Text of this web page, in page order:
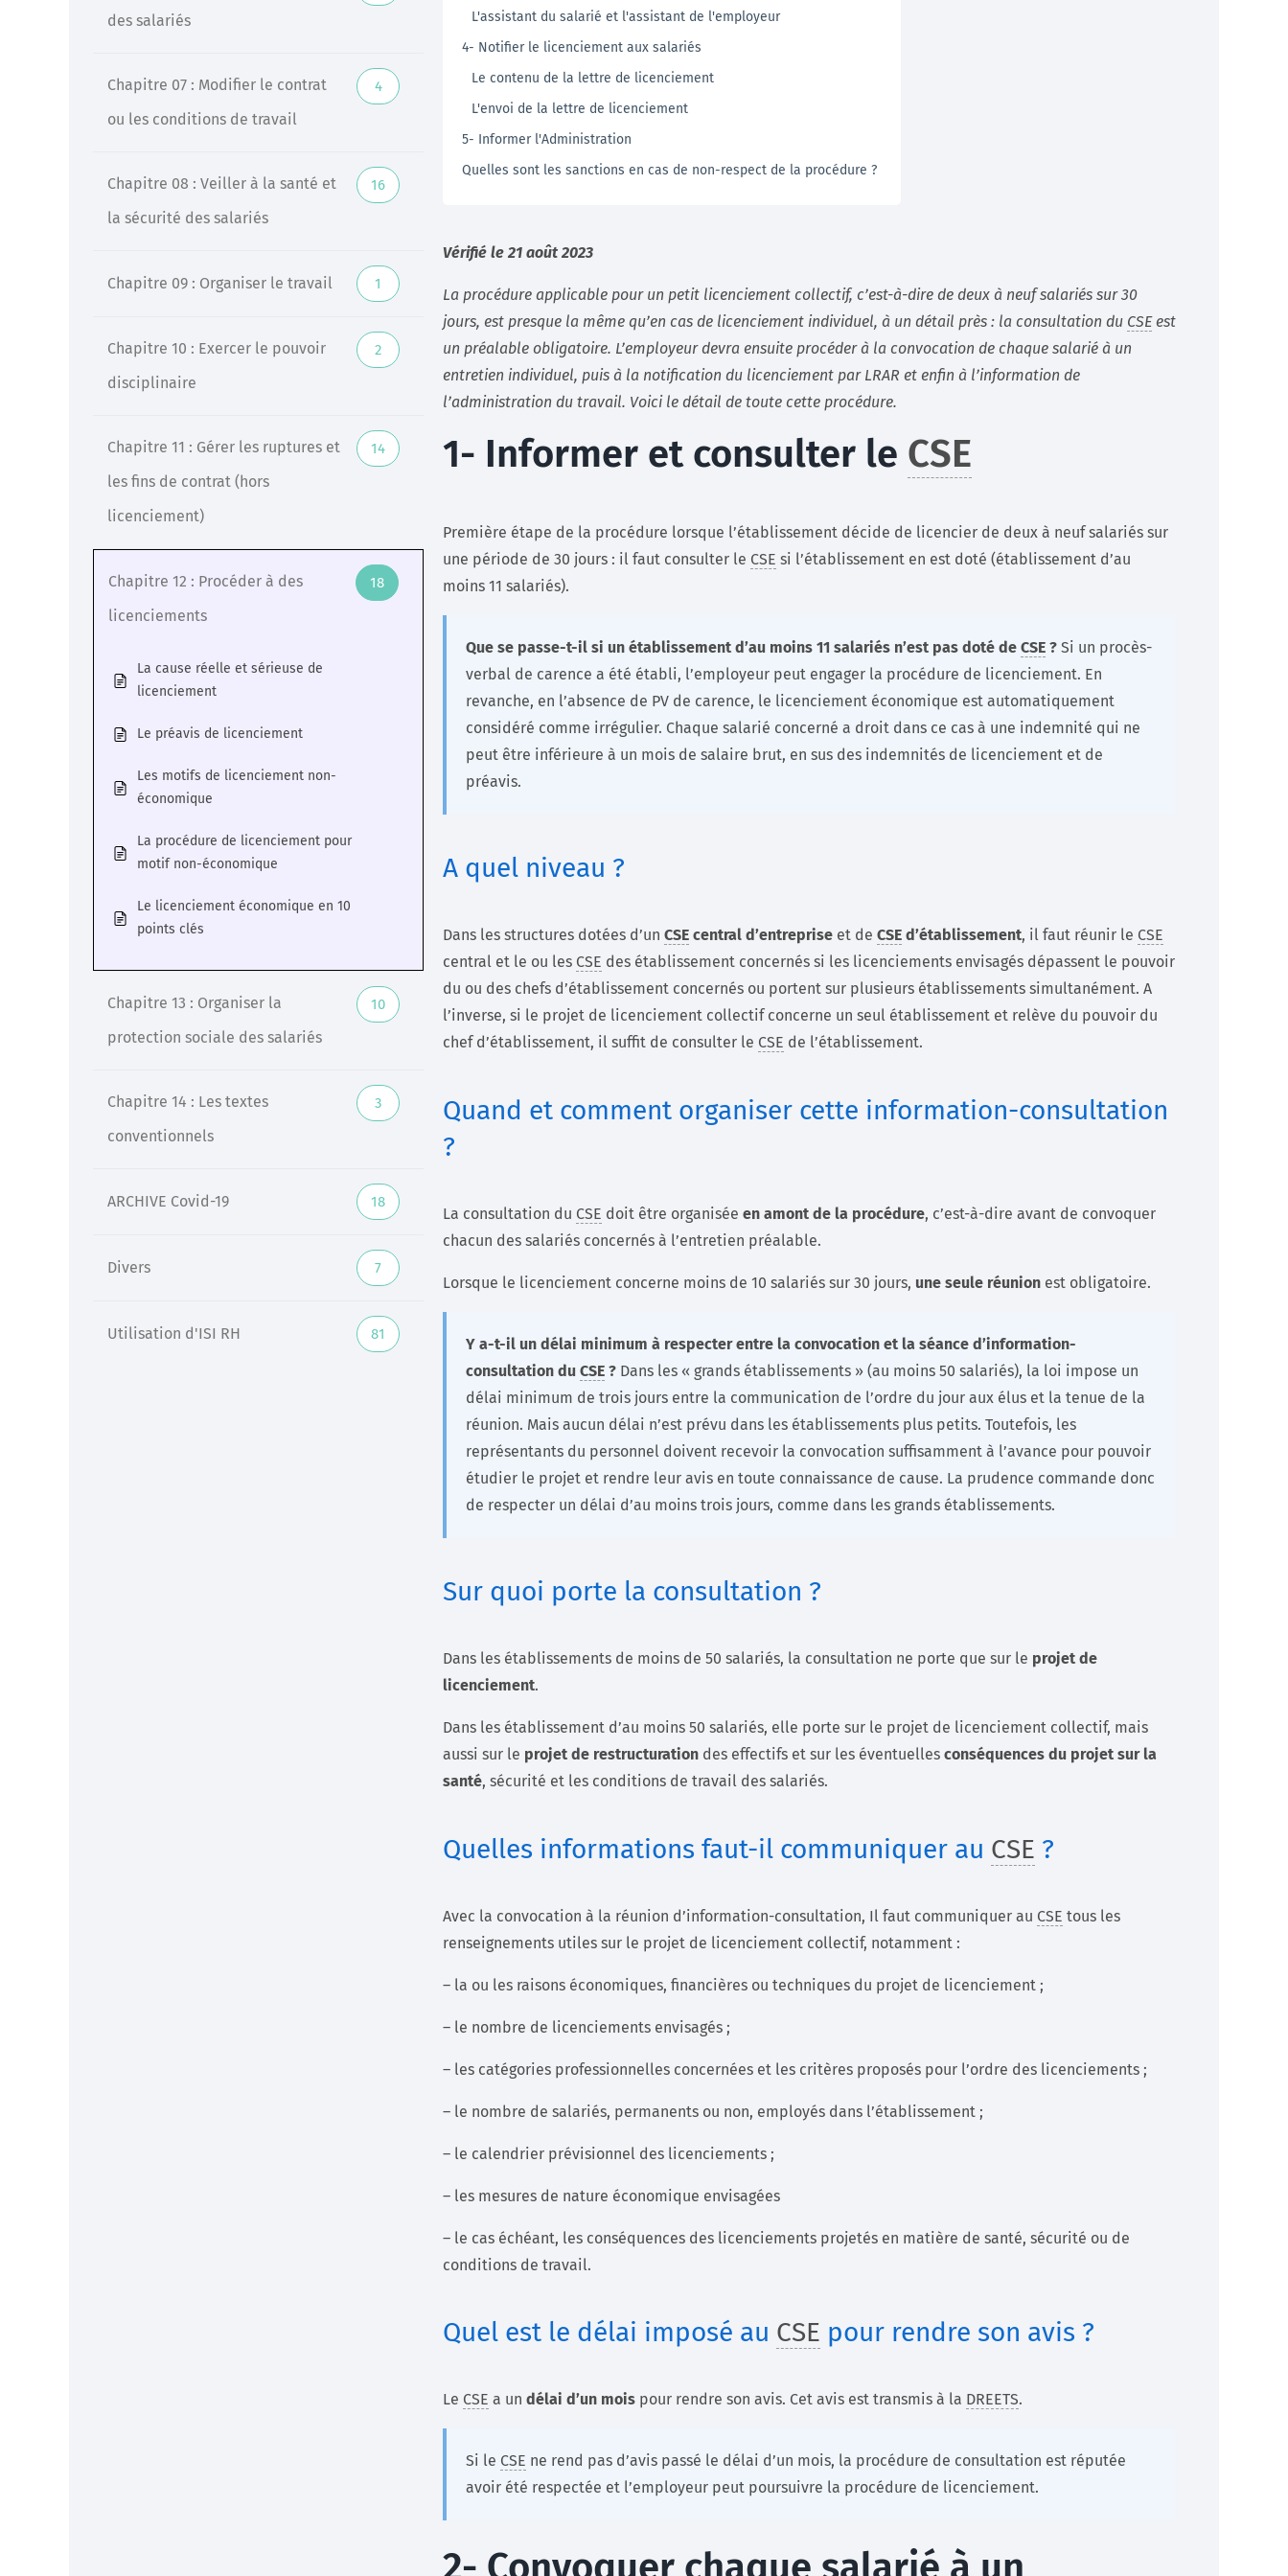
des salariés
Chapitre 07 : Modifier le contrat
ou les conditions de travail
4
Chapitre 08 : Veiller à la santé et
la sécurité des salariés
16
Chapitre 09 : Organiser le travail 1
Chapitre 10 : Exercer le pouvoir
disciplinaire
2
Chapitre 11 : Gérer les ruptures et
les fins de contrat (hors
licenciement)
14
Chapitre 12 : Procéder à des
licenciements
18
La cause réelle et sérieuse de
licenciement
Le préavis de licenciement
Les motifs de licenciement non-
économique
La procédure de licenciement pour
motif non-économique
Le licenciement économique en 10
points clés
Chapitre 13 : Organiser la
protection sociale des salariés
10
Chapitre 14 : Les textes
conventionnels
3
ARCHIVE Covid-19 18
Divers 7
Utilisation d'ISI RH 81
L'assistant du salarié et l'assistant de l'employeur
4- Notifier le licenciement aux salariés
Le contenu de la lettre de licenciement
L'envoi de la lettre de licenciement
5- Informer l'Administration
Quelles sont les sanctions en cas de non-respect de la procédure ?
Vérifié le 21 août 2023
La procédure applicable pour un petit licenciement collectif, c’est-à-dire de deux à neuf salariés sur 30
jours, est presque la même qu’en cas de licenciement individuel, à un détail près : la consultation du CSEest
un préalable obligatoire. L’employeur devra ensuite procéder à la convocation de chaque salarié à un
entretien individuel, puis à la notification du licenciement par LRAR et enfin à l’information de
l’administration du travail. Voici le détail de toute cette procédure.
1- Informer et consulter le CSE
Première étape de la procédure lorsque l’établissement décide de licencier de deux à neuf salariés sur
une période de 30 jours : il faut consulter le CSE si l’établissement en est doté (établissement d’au
moins 11 salariés).
Que se passe-t-il si un établissement d’au moins 11 salariés n’est pas doté de CSE ? Si un procès-
verbal de carence a été établi, l’employeur peut engager la procédure de licenciement. En
revanche, en l’absence de PV de carence, le licenciement économique est automatiquement
considéré comme irrégulier. Chaque salarié concerné a droit dans ce cas à une indemnité qui ne
peut être inférieure à un mois de salaire brut, en sus des indemnités de licenciement et de
préavis.
A quel niveau ?
Dans les structures dotées d’un CSE central d’entreprise et de CSE d’établissement, il faut réunir le CSE
central et le ou les CSE des établissement concernés si les licenciements envisagés dépassent le pouvoir
du ou des chefs d’établissement concernés ou portent sur plusieurs établissements simultanément. A
l’inverse, si le projet de licenciement collectif concerne un seul établissement et relève du pouvoir du
chef d’établissement, il suffit de consulter le CSE de l’établissement.
Quand et comment organiser cette information-consultation
?
La consultation du CSE doit être organisée en amont de la procédure, c’est-à-dire avant de convoquer
chacun des salariés concernés à l’entretien préalable.
Lorsque le licenciement concerne moins de 10 salariés sur 30 jours, une seule réunion est obligatoire.
Y a-t-il un délai minimum à respecter entre la convocation et la séance d’information-
consultation du CSE ? Dans les « grands établissements » (au moins 50 salariés), la loi impose un
délai minimum de trois jours entre la communication de l’ordre du jour aux élus et la tenue de la
réunion. Mais aucun délai n’est prévu dans les établissements plus petits. Toutefois, les
représentants du personnel doivent recevoir la convocation suffisamment à l’avance pour pouvoir
étudier le projet et rendre leur avis en toute connaissance de cause. La prudence commande donc
de respecter un délai d’au moins trois jours, comme dans les grands établissements.
Sur quoi porte la consultation ?
Dans les établissements de moins de 50 salariés, la consultation ne porte que sur le projet de
licenciement.
Dans les établissement d’au moins 50 salariés, elle porte sur le projet de licenciement collectif, mais
aussi sur le projet de restructuration des effectifs et sur les éventuelles conséquences du projet sur la
santé, sécurité et les conditions de travail des salariés.
Quelles informations faut-il communiquer au CSE ?
Avec la convocation à la réunion d’information-consultation, Il faut communiquer au CSE tous les
renseignements utiles sur le projet de licenciement collectif, notamment :
– la ou les raisons économiques, financières ou techniques du projet de licenciement ;
– le nombre de licenciements envisagés ;
– les catégories professionnelles concernées et les critères proposés pour l’ordre des licenciements ;
– le nombre de salariés, permanents ou non, employés dans l’établissement ;
– le calendrier prévisionnel des licenciements ;
– les mesures de nature économique envisagées
– le cas échéant, les conséquences des licenciements projetés en matière de santé, sécurité ou de
conditions de travail.
Quel est le délai imposé au CSE pour rendre son avis ?
Le CSE a un délai d’un mois pour rendre son avis. Cet avis est transmis à la DREETS.
Si le CSE ne rend pas d’avis passé le délai d’un mois, la procédure de consultation est réputée
avoir été respectée et l’employeur peut poursuivre la procédure de licenciement.